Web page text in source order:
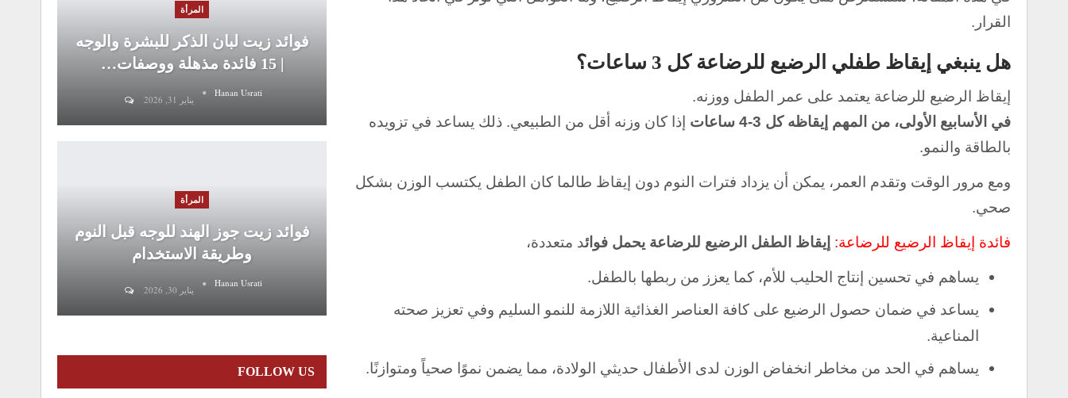
القرار.
هل ينبغي إيقاظ طفلي الرضيع للرضاعة كل 3 ساعات؟
إيقاظ الرضيع للرضاعة يعتمد على عمر الطفل ووزنه.
في الأسابيع الأولى، من المهم إيقاظه كل 3-4 ساعات
إذا كان وزنه أقل من الطبيعي. ذلك يساعد في تزويده
بالطاقة والنمو.
ومع مرور الوقت وتقدم العمر، يمكن أن يزداد فترات النوم دون إيقاظ طالما كان الطفل يكتسب الوزن بشكل
صحي.
فائدة إيقاظ الرضيع للرضاعة: إيقاظ الطفل الرضيع للرضاعة يحمل فوائد متعددة،
يساهم في تحسين إنتاج الحليب للأم، كما يعزز من ربطها بالطفل.
يساعد في ضمان حصول الرضيع على كافة العناصر الغذائية اللازمة للنمو السليم وفي تعزيز صحته
المناعية.
يساهم في الحد من مخاطر انخفاض الوزن لدى الأطفال حديثي الولادة، مما يضمن نموًا صحياً ومتوازنًا.
المرأة
فوائد زيت لبان الذكر للبشرة والوجه
| 15 فائدة مذهلة ووصفات…
Hanan Usrati
يناير 31, 2026
المرأة
فوائد زيت جوز الهند للوجه قبل النوم
وطريقة الاستخدام
Hanan Usrati
يناير 30, 2026
FOLLOW US